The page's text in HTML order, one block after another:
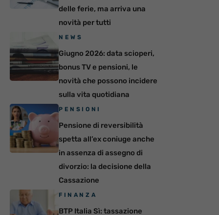
delle ferie, ma arriva una
novità per tutti
NEWS
Giugno 2026: data scioperi,
bonus TV e pensioni, le
novità che possono incidere
sulla vita quotidiana
PENSIONI
Pensione di reversibilità
spetta all’ex coniuge anche
in assenza di assegno di
divorzio: la decisione della
Cassazione
FINANZA
BTP Italia Sì: tassazione